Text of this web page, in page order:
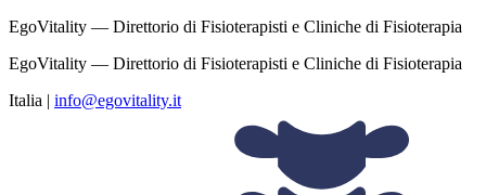
EgoVitality — Direttorio di Fisioterapisti e Cliniche di Fisioterapia
EgoVitality — Direttorio di Fisioterapisti e Cliniche di Fisioterapia
Italia | info@egovitality.it